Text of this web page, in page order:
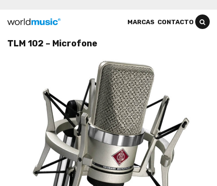
MARCAS CONTACTO
TLM 102 – Microfone